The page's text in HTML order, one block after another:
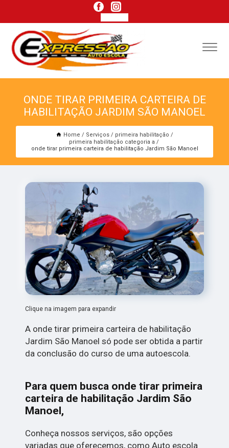
ONDE TIRAR PRIMEIRA CARTEIRA DE
HABILITAÇÃO JARDIM SÃO MANOEL
Home Serviços
primeira habilitação
primeira habilitação categoria a
onde tirar primeira carteira de habilitação Jardim São Manoel
Clique na imagem para expandir
A onde tirar primeira carteira de habilitação
Jardim São Manoel só pode ser obtida a partir
da conclusão do curso de uma autoescola.
Para quem busca onde tirar primeira
carteira de habilitação Jardim São
Manoel,
Conheça nossos serviços, são opções
variadas que oferecemos, como Auto escola